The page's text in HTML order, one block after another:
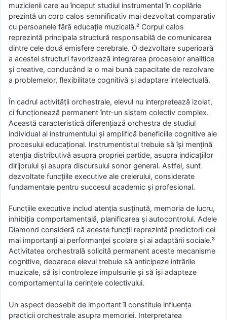
muzicienii care au început studiul instrumental în copilărie
prezintă un corp calos semnificativ mai dezvoltat comparativ
cu persoanele fără educație muzicală.² Corpul calos
reprezintă principala structură responsabilă de comunicarea
dintre cele două emisfere cerebrale. O dezvoltare superioară
a acestei structuri favorizează integrarea proceselor analitice
și creative, conducând la o mai bună capacitate de rezolvare
a problemelor, flexibilitate cognitivă și adaptare intelectuală.
În cadrul activității orchestrale, elevul nu interpretează izolat,
ci funcționează permanent într-un sistem colectiv complex.
Această caracteristică diferențiază orchestra de studiul
individual al instrumentului și amplifică beneficiile cognitive ale
procesului educațional. Instrumentistul trebuie să își mențină
atenția distributivă asupra propriei partide, asupra indicațiilor
dirijorului și asupra discursului sonor general. Astfel, sunt
dezvoltate funcțiile executive ale creierului, considerate
fundamentale pentru succesul academic și profesional.
Funcțiile executive includ atenția susținută, memoria de lucru,
inhibiția comportamentală, planificarea și autocontrolul. Adele
Diamond consideră că aceste funcții reprezintă predictorii cei
mai importanți ai performanței școlare și ai adaptării sociale.³
Activitatea orchestrală solicită permanent aceste mecanisme
cognitive, deoarece elevul trebuie să anticipeze intrările
muzicale, să își controleze impulsurile și să își adapteze
comportamentul la cerințele colectivului.
Un aspect deosebit de important îl constituie influența
practicii orchestrale asupra memoriei. Interpretarea